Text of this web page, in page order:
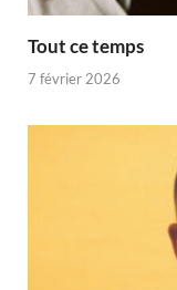
Tout ce temps
7 février 2026